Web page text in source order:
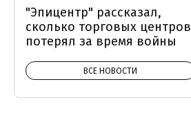
"Эпицентр" рассказал,
сколько торговых центров
потерял за время войны
ВСЕ НОВОСТИ